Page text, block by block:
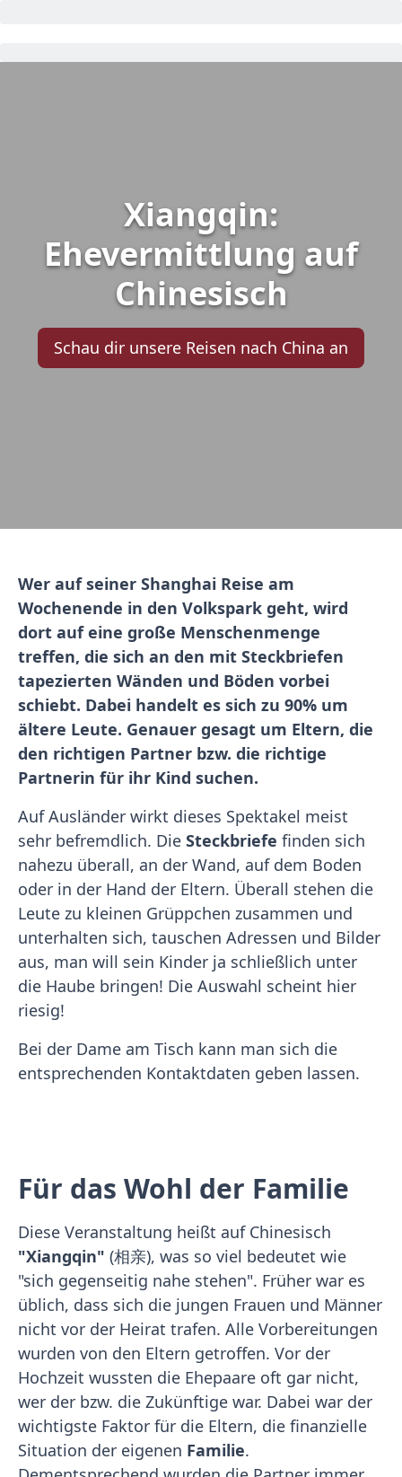
Xiangqin:
Ehevermittlung auf
Chinesisch
Schau dir unsere Reisen nach China an
Wer auf seiner Shanghai Reise am
Wochenende in den Volkspark geht, wird
dort auf eine große Menschenmenge
treffen, die sich an den mit Steckbriefen
tapezierten Wänden und Böden vorbei
schiebt. Dabei handelt es sich zu 90% um
ältere Leute. Genauer gesagt um Eltern, die
den richtigen Partner bzw. die richtige
Partnerin für ihr Kind suchen.
Auf Ausländer wirkt dieses Spektakel meist
sehr befremdlich. Die Steckbriefe finden sich
nahezu überall, an der Wand, auf dem Boden
oder in der Hand der Eltern. Überall stehen die
Leute zu kleinen Grüppchen zusammen und
unterhalten sich, tauschen Adressen und Bilder
aus, man will sein Kinder ja schließlich unter
die Haube bringen! Die Auswahl scheint hier
riesig!
Bei der Dame am Tisch kann man sich die
entsprechenden Kontaktdaten geben lassen.
Für das Wohl der Familie
Diese Veranstaltung heißt auf Chinesisch
"Xiangqin" (相亲), was so viel bedeutet wie
"sich gegenseitig nahe stehen". Früher war es
üblich, dass sich die jungen Frauen und Männer
nicht vor der Heirat trafen. Alle Vorbereitungen
wurden von den Eltern getroffen. Vor der
Hochzeit wussten die Ehepaare oft gar nicht,
wer der bzw. die Zukünftige war. Dabei war der
wichtigste Faktor für die Eltern, die finanzielle
Situation der eigenen Familie.